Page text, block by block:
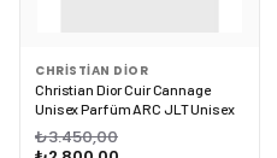
CHRISTIAN DIOR
Christian Dior Cuir Cannage
Unisex Parfüm ARC JLT Unisex
₺3.450,00